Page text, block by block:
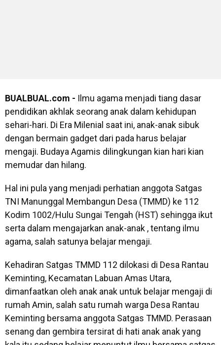
BUALBUAL.com - Ilmu agama menjadi tiang dasar
pendidikan akhlak seorang anak dalam kehidupan
sehari-hari. Di Era Milenial saat ini, anak-anak sibuk
dengan bermain gadget dari pada harus belajar
mengaji. Budaya Agamis dilingkungan kian hari kian
memudar dan hilang.
Hal ini pula yang menjadi perhatian anggota Satgas
TNI Manunggal Membangun Desa (TMMD) ke 112
Kodim 1002/Hulu Sungai Tengah (HST) sehingga ikut
serta dalam mengajarkan anak-anak , tentang ilmu
agama, salah satunya belajar mengaji.
Kehadiran Satgas TMMD 112 dilokasi di Desa Rantau
Keminting, Kecamatan Labuan Amas Utara,
dimanfaatkan oleh anak anak untuk belajar mengaji di
rumah Amin, salah satu rumah warga Desa Rantau
Keminting bersama anggota Satgas TMMD. Perasaan
senang dan gembira tersirat di hati anak anak yang